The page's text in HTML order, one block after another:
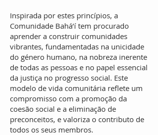
Inspirada por estes princípios, a
Comunidade Bahá’í tem procurado
aprender a construir comunidades
vibrantes, fundamentadas na unicidade
do género humano, na nobreza inerente
de todas as pessoas e no papel essencial
da justiça no progresso social. Este
modelo de vida comunitária reflete um
compromisso com a promoção da
coesão social e a eliminação de
preconceitos, e valoriza o contributo de
todos os seus membros.